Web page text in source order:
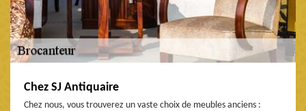
Chez SJ Antiquaire
Chez nous, vous trouverez un vaste choix de meubles anciens :